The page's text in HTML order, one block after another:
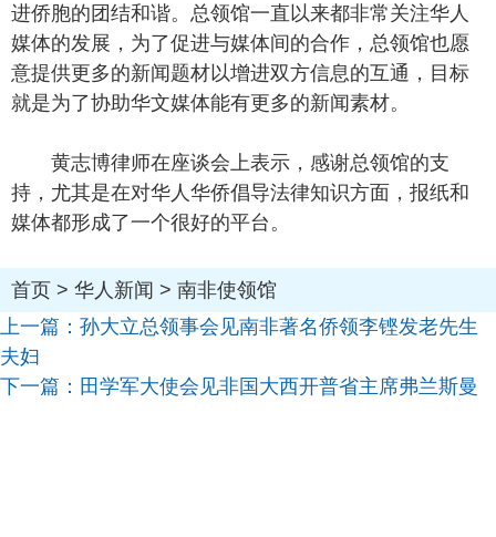
进侨胞的团结和谐。总领馆一直以来都非常关注华人
媒体的发展，为了促进与媒体间的合作，总领馆也愿
意提供更多的新闻题材以增进双方信息的互通，目标
就是为了协助华文媒体能有更多的新闻素材。
黄志博律师在座谈会上表示，感谢总领馆的支
持，尤其是在对华人华侨倡导法律知识方面，报纸和
媒体都形成了一个很好的平台。
首页 > 华人新闻 > 南非使领馆
上一篇： 孙大立总领事会见南非著名侨领李铿发老先生
夫妇
下一篇： 田学军大使会见非国大西开普省主席弗兰斯曼